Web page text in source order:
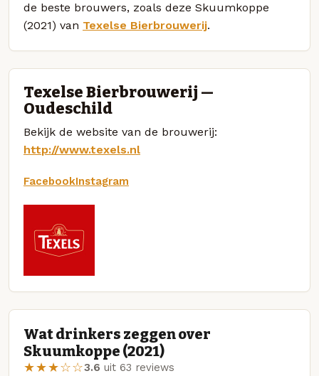
de beste brouwers, zoals deze Skuumkoppe
(2021) van Texelse Bierbrouwerij.
Texelse Bierbrouwerij —
Oudeschild
Bekijk de website van de brouwerij:
http://www.texels.nl
FacebookInstagram
Wat drinkers zeggen over
Skuumkoppe (2021)
★★★☆☆3.6 uit 63 reviews